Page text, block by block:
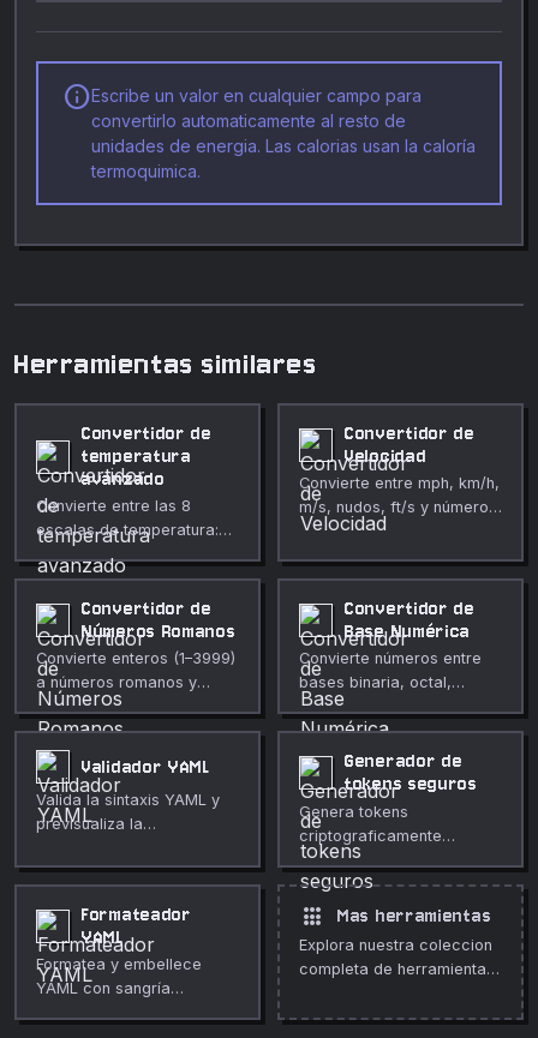
infoEscribe un valor en cualquier campo para
convertirlo automaticamente al resto de
unidades de energia. Las calorias usan la caloría
termoquimica.
Herramientas similares
Convertidor de
temperatura
avanzado
Convierte entre las 8
escalas de temperatura:
Celsius, Fahrenheit, Kelvin,
Rankine, Delisle, Newton,
Reaumur y Romer.
Convertidor de
Velocidad
Convierte entre mph, km/h,
m/s, nudos, ft/s y número
de Mach. Convertidor
reactivo de múltiples
campos.
Convertidor de
Números Romanos
Convierte enteros (1–3999)
a números romanos y
viceversa al instante.
Convertidor de
Base Numérica
Convierte números entre
bases binaria, octal,
decimal y hexadecimal al
instante.
Validador YAML
Valida la sintaxis YAML y
previsualiza la
analizada.
Generador de
tokens seguros
Genera tokens
criptograficamente
seguros en formato hex,
base64 o base64url
usando Web Crypto API.
Formateador
YAML
Formatea y embellece
YAML con sangría
apps Mas herramientas
Explora nuestra coleccion
completa de herramientas